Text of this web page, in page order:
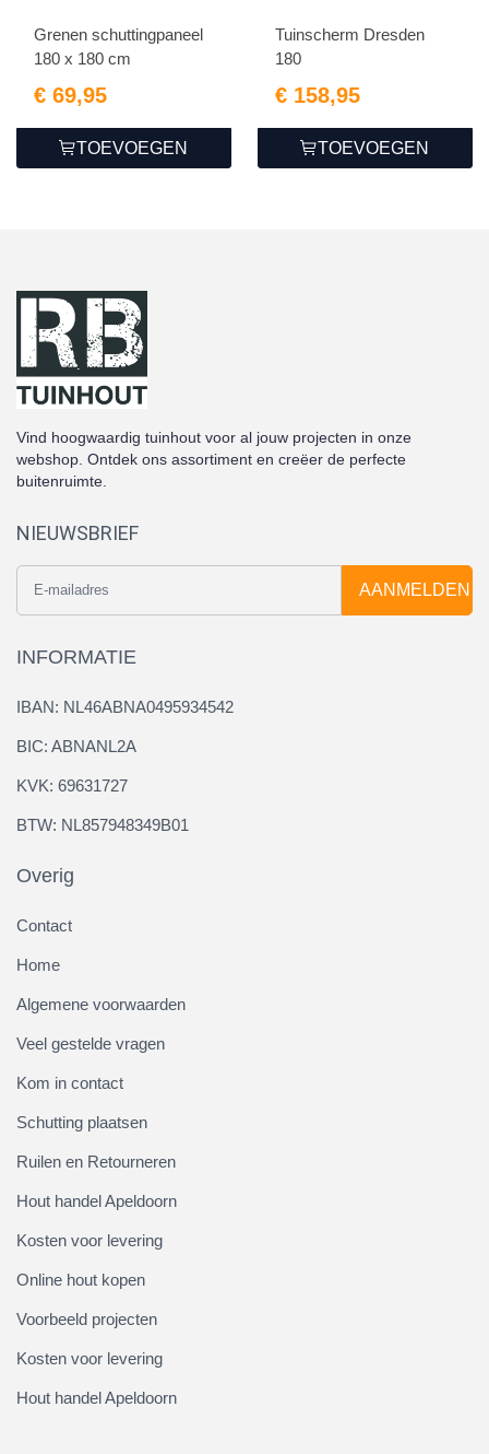
Grenen schuttingpaneel
180 x 180 cm
€ 69,95
TOEVOEGEN
Tuinscherm Dresden
180
€ 158,95
TOEVOEGEN
Vind hoogwaardig tuinhout voor al jouw projecten in onze
webshop. Ontdek ons assortiment en creëer de perfecte
buitenruimte.
NIEUWSBRIEF
AANMELDEN
INFORMATIE
IBAN: NL46ABNA0495934542
BIC: ABNANL2A
KVK: 69631727
BTW: NL857948349B01
Overig
Contact
Home
Algemene voorwaarden
Veel gestelde vragen
Kom in contact
Schutting plaatsen
Ruilen en Retourneren
Hout handel Apeldoorn
Kosten voor levering
Online hout kopen
Voorbeeld projecten
Kosten voor levering
Hout handel Apeldoorn